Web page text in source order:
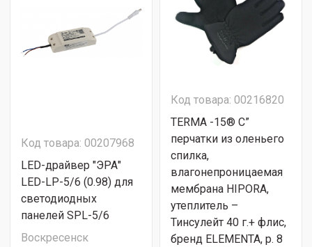
Код товара: 00207968
LED-драйвер "ЭРА"
LED-LP-5/6 (0.98) для
светодиодных
панелей SPL-5/6
Воскресенск
Код товара: 00216820
TERMA -15® C”
перчатки из оленьего
спилка,
влагонепроницаемая
мембрана HIPORA,
утеплитель –
Тинсулейт 40 г.+ флис,
бренд ELEMENTA, р. 8